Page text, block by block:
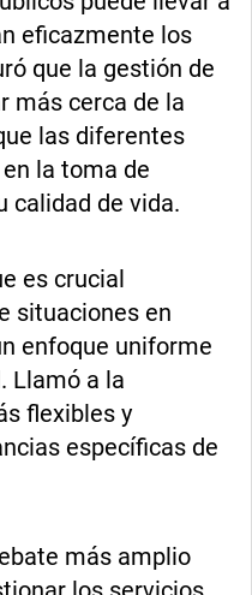
eficazmente los
que la gestión de
más cerca de la
las diferentes
la toma de
calidad de vida.
es crucial
situaciones en
enfoque uniforme
Llamó a la
flexibles y
específicas de
más amplio